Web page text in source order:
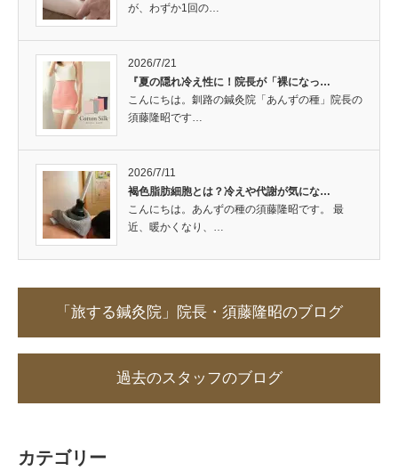
が、わずか1回の…
2026/7/21
『夏の隠れ冷え性に！院長が「裸になっ…
こんにちは。釧路の鍼灸院「あんずの種」院長の
須藤隆昭です…
2026/7/11
褐色脂肪細胞とは？冷えや代謝が気にな…
こんにちは。あんずの種の須藤隆昭です。 最
近、暖かくなり、…
「旅する鍼灸院」院長・須藤隆昭のブログ
過去のスタッフのブログ
カテゴリー